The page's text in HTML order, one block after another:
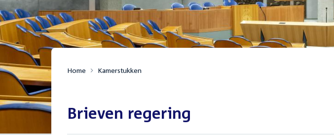
Home Kamerstukken
Brieven regering